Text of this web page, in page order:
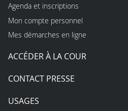
Agenda et inscriptions
Mon compte personnel
Mes démarches en ligne
ACCÉDER À LA COUR
CONTACT PRESSE
USAGES